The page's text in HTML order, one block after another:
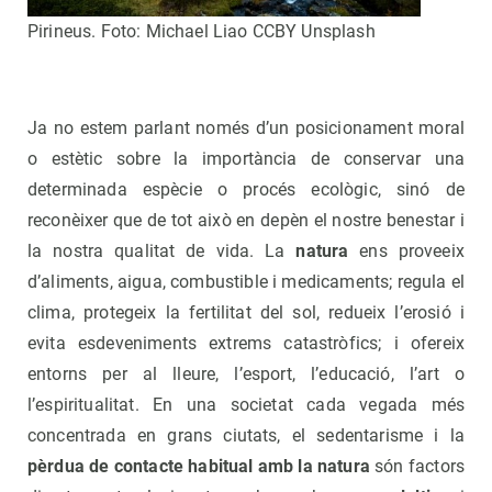
Pirineus. Foto: Michael Liao CCBY Unsplash
Ja no estem parlant només d’un posicionament moral
o estètic sobre la importància de conservar una
determinada espècie o procés ecològic, sinó de
reconèixer que de tot això en depèn el nostre benestar i
la nostra qualitat de vida. Lanatura ens proveeix
d’aliments, aigua, combustible i medicaments; regula el
clima, protegeix la fertilitat del sol, redueix l’erosió i
evita esdeveniments extrems catastròfics; i ofereix
entorns per al lleure, l’esport, l’educació, l’art o
l’espiritualitat. En una societat cada vegada més
concentrada en grans ciutats, el sedentarisme i la
pèrdua de contacte habitual amb la natura són factors